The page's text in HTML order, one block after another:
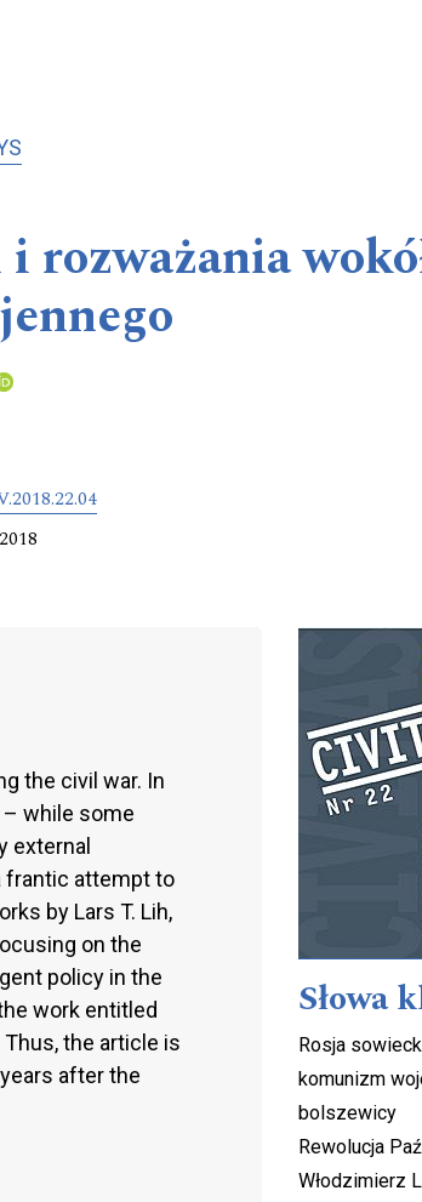
rozważania
the civil war. In
while some
external
frantic attempt to
by Lars T. Lih,
on the
policy in the
work entitled
Thus, the article is
after the
Cover
Słowa
Rosja
komunizm
bolszewicy
Rewolucja
Włodzimierz